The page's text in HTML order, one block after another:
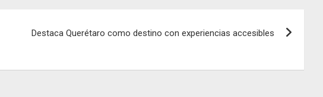
Destaca Querétaro como destino con experiencias accesibles